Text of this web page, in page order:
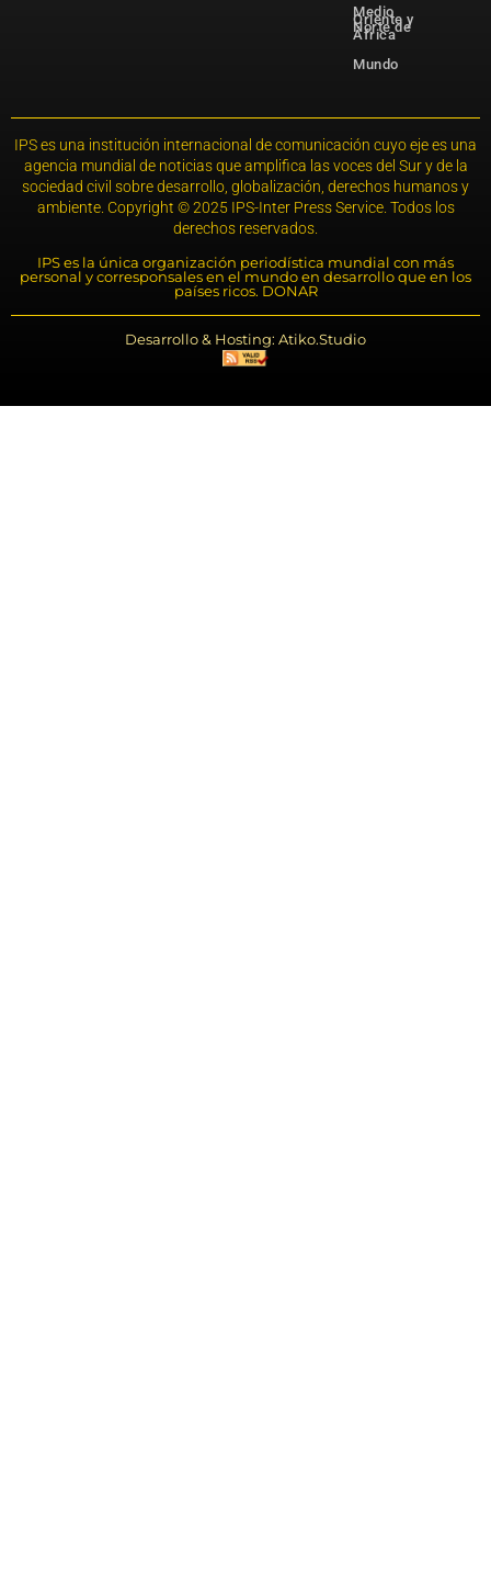
Medio
Oriente y
Norte de
África
Mundo
IPS es una institución internacional de comunicación cuyo eje es una
agencia mundial de noticias que amplifica las voces del Sur y de la
sociedad civil sobre desarrollo, globalización, derechos humanos y
ambiente. Copyright © 2025 IPS-Inter Press Service. Todos los
derechos reservados.
IPS es la única organización periodística mundial con más
personal y corresponsales en el mundo en desarrollo que en los
países ricos. DONAR
Desarrollo & Hosting: Atiko.Studio